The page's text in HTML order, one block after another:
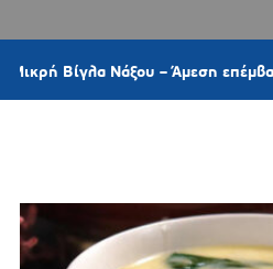
Νάξου – Άμεση επέμβαση